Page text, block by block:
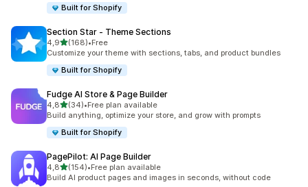
Built for Shopify
Section Star ‑ Theme Sections
4,9/ 5 tähteä
(168)
168 arvostelua yhteensä
•Free
Customize your theme with sections, tabs, and product bundles
Built for Shopify
Fudge AI Store & Page Builder
4,8/ 5 tähteä
(34)
34 arvostelua yhteensä
•Free plan available
Build anything, optimize your store, and grow with prompts
Built for Shopify
PagePilot: AI Page Builder
4,8/ 5 tähteä
(154)
154 arvostelua yhteensä
•Free plan available
Build AI product pages and images in seconds, without code